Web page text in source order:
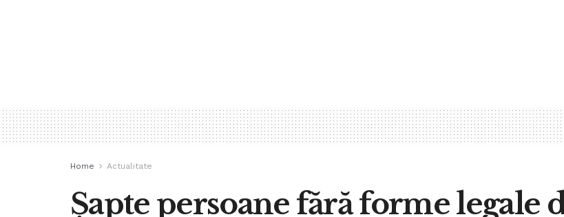
Home Actualitate
Șapte persoane fără forme legale